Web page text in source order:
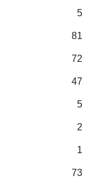
5
81
72
47
5
2
1
73